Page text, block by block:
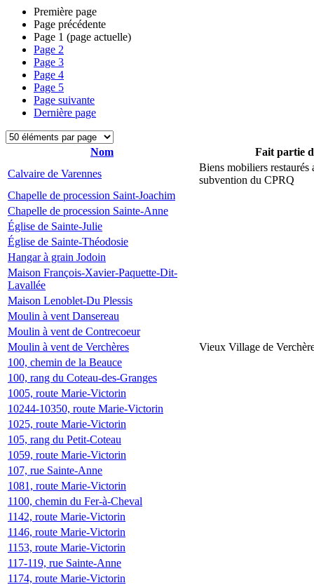
Première page
Page précédente
Page 1 (page actuelle)
Page 2
Page 3
Page 4
Page 5
Page suivante
Dernière page
Nom
Fait partie
Calvaire de Varennes
Biens mobiliers restaurés
subvention du CPRQ
Chapelle de procession Saint-Joachim
Chapelle de procession Sainte-Anne
Église de Sainte-Julie
Église de Sainte-Théodosie
Hangar à grain Jodoin
Maison François-Xavier-Paquette-Dit-
Lavallée
Maison Lenoblet-Du Plessis
Moulin à vent Dansereau
Moulin à vent de Contrecoeur
Moulin à vent de Verchères
Vieux Village de
100, chemin de la Beauce
100, rang du Coteau-des-Granges
1005, route Marie-Victorin
10244-10350, route Marie-Victorin
1025, route Marie-Victorin
105, rang du Petit-Coteau
1059, route Marie-Victorin
107, rue Sainte-Anne
1081, route Marie-Victorin
1100, chemin du Fer-à-Cheval
1142, route Marie-Victorin
1146, route Marie-Victorin
1153, route Marie-Victorin
117-119, rue Sainte-Anne
1174, route Marie-Victorin